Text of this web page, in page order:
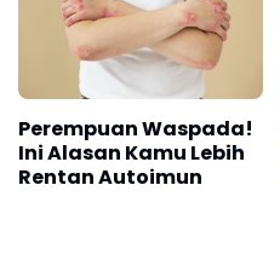
Perempuan Waspada!
Ini Alasan Kamu Lebih
Rentan Autoimun